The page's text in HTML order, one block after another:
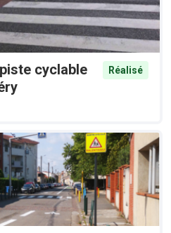
cyclable
Réalisé